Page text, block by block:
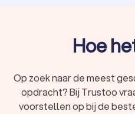
Hoe
Op zoek naar de meest
opdracht? Bij Trustoo
voorstellen op bij de